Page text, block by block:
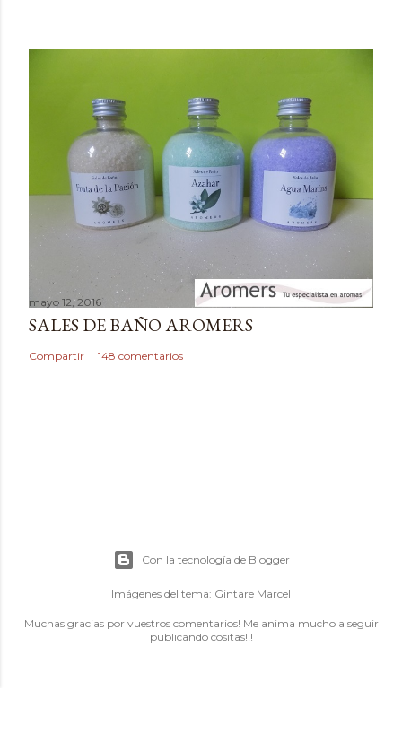
mayo 12, 2016
SALES DE BAÑO AROMERS
Compartir 148 comentarios
Con la tecnología de Blogger
Imágenes del tema: Gintare Marcel
Muchas gracias por vuestros comentarios! Me anima mucho a seguir
publicando cositas!!!